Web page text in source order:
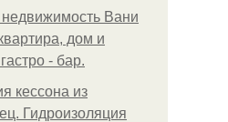
недвижимость Вани
дом и
- бар.
кессона из
Гидроизоляция